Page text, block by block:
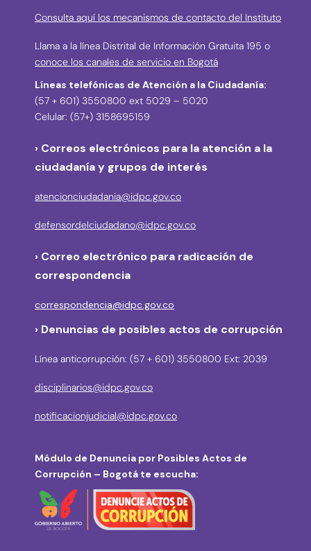
Consulta aquí los mecanismos de contacto del Instituto
Llama a la línea Distrital de Información Gratuita 195 o
conoce los canales de servicio en Bogotá
Líneas telefónicas de Atención a la Ciudadanía:
(57 + 601) 3550800 ext 5029 – 5020
Celular: (57+) 3158695159
› Correos electrónicos para la atención a la
ciudadanía y grupos de interés
atencionciudadania@idpc.gov.co
defensordelciudadano@idpc.gov.co
› Correo electrónico para radicación de
correspondencia
correspondencia@idpc.gov.co
› Denuncias de posibles actos de corrupción
Línea anticorrupción: (57 + 601) 3550800 Ext: 2039
disciplinarios@idpc.gov.co
notificacionjudicial@idpc.gov.co
Módulo de Denuncia por Posibles Actos de
Corrupción – Bogotá te escucha: